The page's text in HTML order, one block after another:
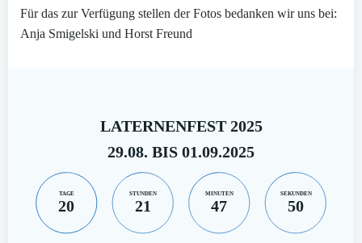
Für das zur Verfügung stellen der Fotos bedanken wir uns bei:
Anja Smigelski und Horst Freund
LATERNENFEST 2025
29.08. BIS 01.09.2025
TAGE
20
STUNDEN
21
MINUTEN
47
SEKUNDEN
50